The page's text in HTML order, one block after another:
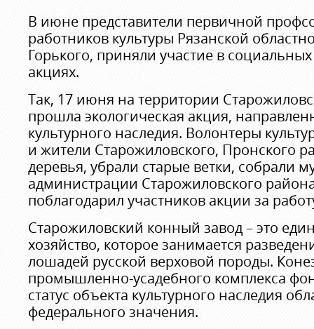
В июне представители первичной
работников культуры Рязанской
Горького, приняли участие в
акциях.
Так, 17 июня на территории
прошла экологическая акция,
культурного наследия. Волонтеры
и жители Старожиловского, Пронского
деревья, убрали старые ветки, собрали
администрации Старожиловского
поблагодарил участников акции за
Старожиловский конный завод – это
хозяйство, которое занимается
лошадей русской верховой породы.
промышленно-усадебного комплекса
статус объекта культурного наследия
федерального значения.